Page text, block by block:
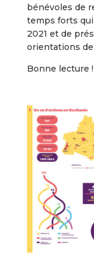
bénévoles de
temps forts
2021 et de
orientations de
Bonne lecture !